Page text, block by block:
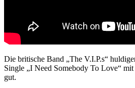
Die britische Band „The V.I.P.s“
Single „I Need Somebody To Love“
gut.